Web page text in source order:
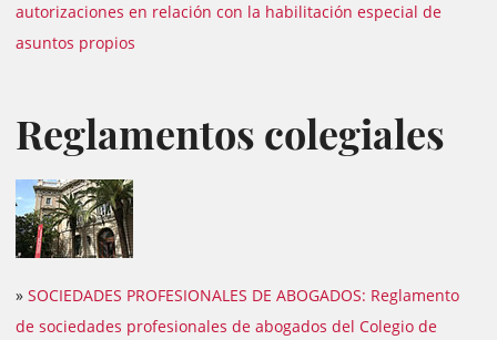
autorizaciones en relación con la habilitación especial de
asuntos propios
Reglamentos colegiales
» SOCIEDADES PROFESIONALES DE ABOGADOS: Reglamento
de sociedades profesionales de abogados del Colegio de